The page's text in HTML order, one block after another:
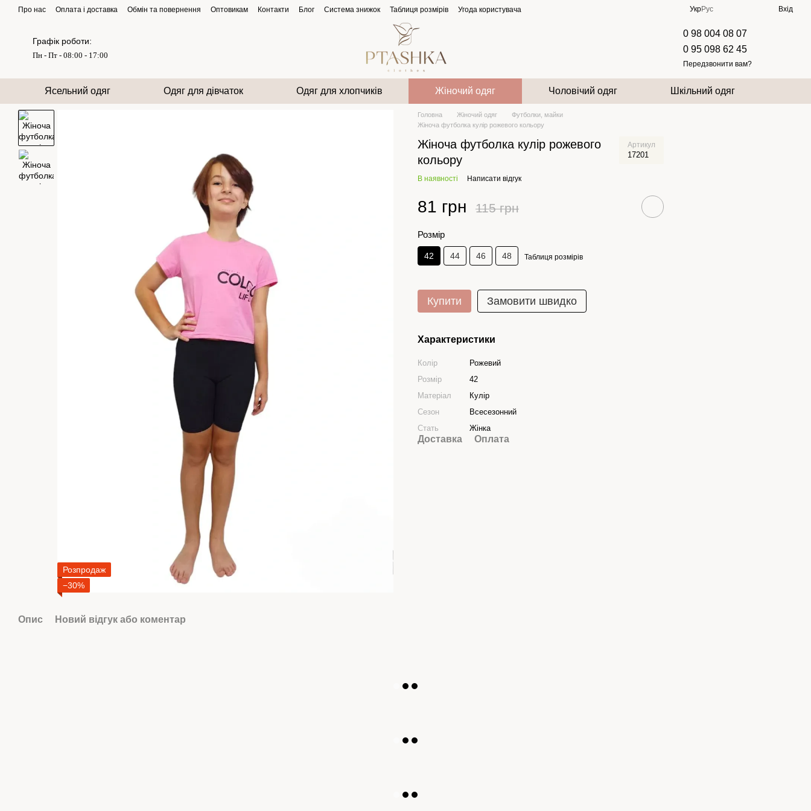
Перейти до основного контенту
Про нас Оплата і доставка Обмін та повернення Оптовикам Контакти Блог Система знижок Таблиця розмірів Угода користувача УкрРус Вхід
Графік роботи:
Пн - Пт - 08:00 - 17:00
0 98 004 08 07
0 95 098 62 45
Передзвонити вам?
Ясельний одяг Одяг для дівчаток Одяг для хлопчиків Жіночий одяг Чоловічий одяг Шкільний одяг
Розпродаж
−30%
Опис Новий відгук або коментар
Головна Жіночий одяг
Футболки, майки
Жіноча футболка кулір рожевого кольору
Жіноча футболка кулір рожевого
кольору
Артикул
17201
В наявності Написати відгук
81 грн 115 грн
Розмір
42 44 46 48 Таблиця розмірів
Купити Замовити швидко
Характеристики
Колір
Рожевий
Розмір
42
Матеріал
Кулір
Сезон
Всесезонний
Стать
Жінка
Доставка Оплата